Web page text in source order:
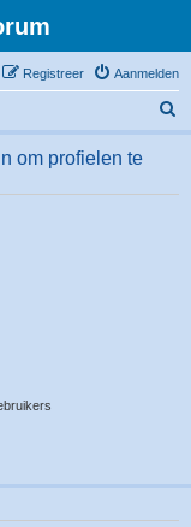
Aanmelden
Registreer
k
om profielen te